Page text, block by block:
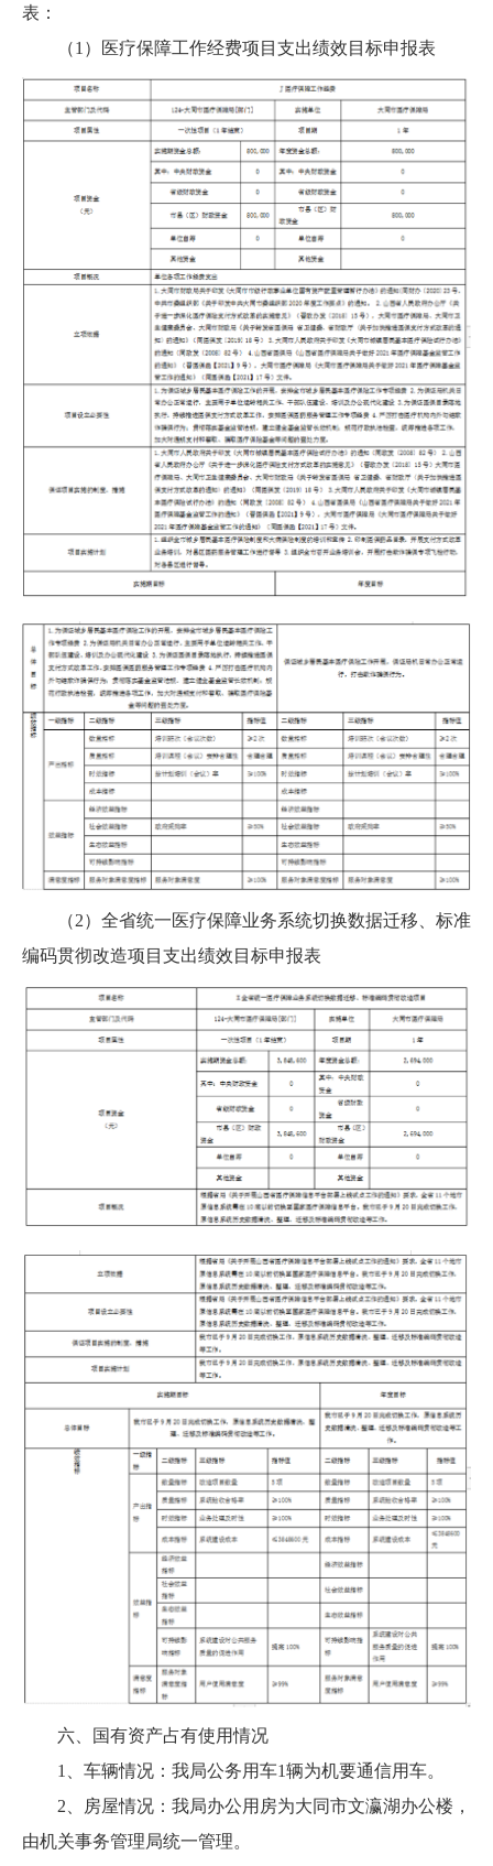
表：
（1）医疗保障工作经费项目支出绩效目标申报表
（2）全省统一医疗保障业务系统切换数据迁移、标准
编码贯彻改造项目支出绩效目标申报表
六、国有资产占有使用情况
1、车辆情况：我局公务用车1辆为机要通信用车。
2、房屋情况：我局办公用房为大同市文瀛湖办公楼，
由机关事务管理局统一管理。